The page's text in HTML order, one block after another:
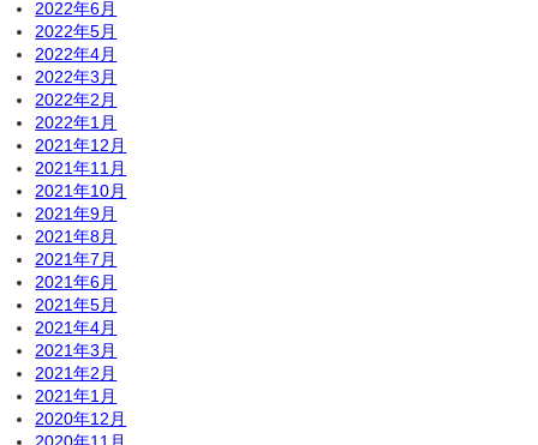
2022年6月
2022年5月
2022年4月
2022年3月
2022年2月
2022年1月
2021年12月
2021年11月
2021年10月
2021年9月
2021年8月
2021年7月
2021年6月
2021年5月
2021年4月
2021年3月
2021年2月
2021年1月
2020年12月